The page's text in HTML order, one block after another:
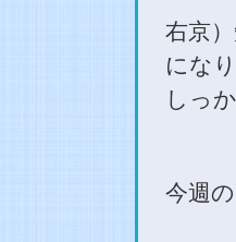
右京
にな
しっ
今週